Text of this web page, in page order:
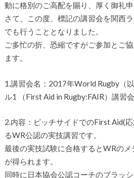
動に格別のご高配を賜り、厚く御礼申
さて、この度、標記の講習会を関西
でも行うこととなりました。
ご多忙の折、恐縮ですがご参加とご
ます。
1.講習会名：2017年World Rugby（
ル1 （First Aid in Rugby:FAIR）講習会
2.内容：ピッチサイドでのFirst Aid(
るWR公認の実技講習です。
最後の実技試験に合格するとWRの
が得られます。
同時に日本協会公認コーチのブラッ